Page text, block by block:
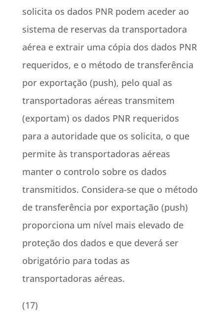
solicita os dados PNR podem aceder ao
sistema de reservas da transportadora
aérea e extrair uma cópia dos dados PNR
requeridos, e o método de transferência
por exportação (push), pelo qual as
transportadoras aéreas transmitem
(exportam) os dados PNR requeridos
para a autoridade que os solicita, o que
permite às transportadoras aéreas
manter o controlo sobre os dados
transmitidos. Considera-se que o método
de transferência por exportação (push)
proporciona um nível mais elevado de
proteção dos dados e que deverá ser
obrigatório para todas as
transportadoras aéreas.
(17)